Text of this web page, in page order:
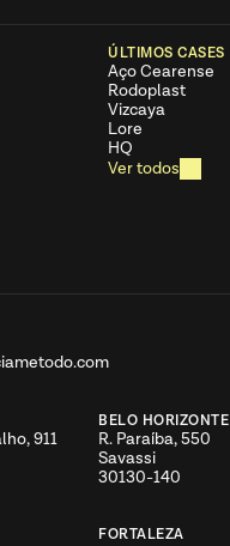
ÚLTIMOS CASES
Aço Cearense
Rodoplast
Vizcaya
Lore
HQ
Ver todos
911
BELO HORIZONTE
R. Paraíba, 550
Savassi
30130-140
FORTALEZA